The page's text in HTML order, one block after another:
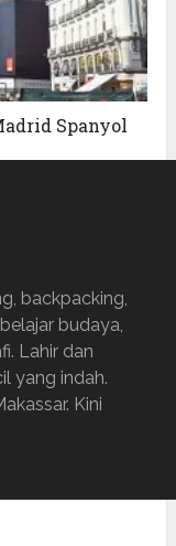
Spanyol
backpacking,
budaya,
Lahir dan
yang indah.
Kini